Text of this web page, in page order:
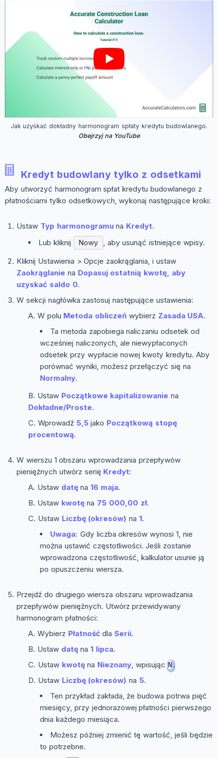
Jak uzyskać dokładny harmonogram spłaty kredytu budowlanego.
Obejrzyj na YouTube
Kredyt budowlany tylko z odsetkami
Aby utworzyć harmonogram spłat kredytu budowlanego z
płatnościami tylko odsetkowych, wykonaj następujące kroki:
Ustaw Typ harmonogramuna Kredyt.
Lub kliknij
Nowy
, aby usunąć istniejące wpisy.
Kliknij Ustawienia > Opcje zaokrąglania , i ustaw
Zaokrąglanie na Dopasuj ostatnią kwotę, aby
uzyskać saldo 0.
W sekcji nagłówka zastosuj następujące ustawienia:
W polu Metoda obliczeń wybierz Zasada USA.
Ta metoda zapobiega naliczaniu odsetek od
wcześniej naliczonych, ale niewypłaconych
odsetek przy wypłacie nowej kwoty kredytu. Aby
porównać wyniki, możesz przełączyć się na
Normalny.
Ustaw Początkowe kapitalizowanie na
Dokładne/Proste.
Wprowadź 5,5jako Początkową stopę
procentową.
W wierszu 1 obszaru wprowadzania przepływów
pieniężnych utwórz serię Kredyt:
Ustaw datęna16 maja.
Ustaw kwotęna 75 000,00 zł.
Ustaw Liczbę (okresów) na 1.
Uwaga: Gdy liczba okresów wynosi 1, nie
można ustawić częstotliwości. Jeśli zostanie
wprowadzona częstotliwość, kalkulator usunie ją
po opuszczeniu wiersza.
Przejdź do drugiego wiersza obszaru wprowadzania
przepływów pieniężnych. Utwórz przewidywany
harmonogram płatności:
Wybierz Płatność dlaSerii.
Ustaw datęna1 lipca.
Ustaw kwotęna Nieznany , wpisującN .
Ustaw Liczbę (okresów) na 5.
Ten przykład zakłada, że budowa potrwa pięć
miesięcy, przy jednorazowej płatności pierwszego
dnia każdego miesiąca.
Możesz później zmienić tę wartość, jeśli będzie
to potrzebne.